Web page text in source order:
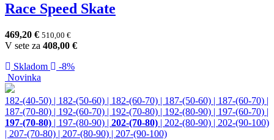
Race Speed Skate
469,20 € 510,00 €
V sete za 408,00 €
Skladom
-8%
Novinka
182-(40-50) | 182-(50-60) | 182-(60-70) | 187-(50-60) | 187-(60-70) |
187-(70-80) | 192-(60-70) | 192-(70-80) | 192-(80-90) | 197-(60-70) |
197-(70-80) | 197-(80-90) | 202-(70-80) | 202-(80-90) | 202-(90-100)
| 207-(70-80) | 207-(80-90) | 207-(90-100)